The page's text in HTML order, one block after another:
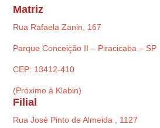
Matriz
Rua Rafaela Zanin, 167
Parque Conceição II – Piracicaba – SP
CEP: 13412-410
(Próximo à Klabin)
Filial
Rua José Pinto de Almeida , 1127